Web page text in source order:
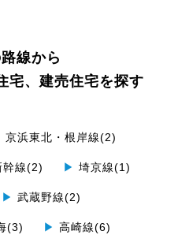
線から
宅、建売住宅を探す
京浜東北・根岸線(2)
幹線(2) ▶ 埼京線(1)
▶ 武蔵野線(2)
(3) ▶ 高崎線(6)